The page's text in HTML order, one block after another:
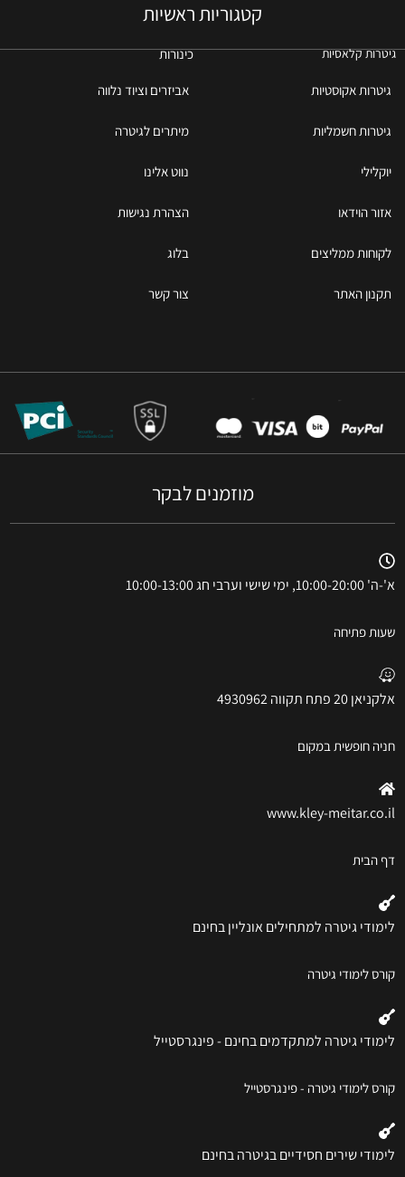
קטגוריות ראשיות
גיטרות קלאסיות כינורות
גיטרות אקוסטיות אביזרים וציוד נלווה
גיטרות חשמליות מיתרים לגיטרה
יוקלילי נווט אלינו
אזור הוידאו הצהרת נגישות
לקוחות ממליצים בלוג
תקנון האתר צור קשר
מוזמנים לבקר
א'-ה' 10:00-20:00, ימי שישי וערבי חג 10:00-13:00
שעות פתיחה
אלקניאן 20 פתח תקווה 4930962
חניה חופשית במקום
www.kley-meitar.co.il
דף הבית
לימודי גיטרה למתחילים אונליין בחינם
קורס לימודי גיטרה
לימודי גיטרה למתקדמים בחינם - פינגרסטייל
קורס לימודי גיטרה - פינגרסטייל
לימודי שירים חסידיים בגיטרה בחינם